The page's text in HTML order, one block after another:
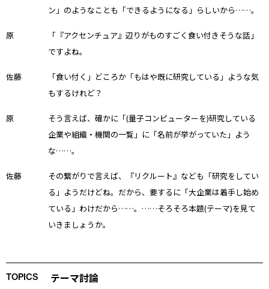
ン」のようなことも「できるようになる」らしいから……。
原
「『アクセンチュア』辺りがものすごく食い付きそうな話」
ですよね。
佐藤
「食い付く」どころか「もはや既に研究している」ような気
もするけれど？
原
そう言えば、確かに「(量子コンピューターを)研究している
企業や組織・機関の一覧」に「名前が挙がっていた」よう
な……。
佐藤
その繋がりで言えば、『リクルート』なども「研究をしてい
る」ようだけどね。だから、要するに「大企業は着手し始め
ている」わけだから……。……そろそろ本題(テーマ)を見て
いきましょうか。
TOPICS テーマ討論